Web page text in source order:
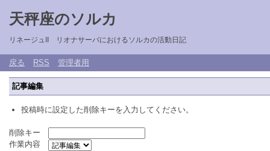
天秤座のソルカ
リネージュII リオナサーバにおけるソルカの活動日記
戻る RSS 管理者用
記事編集
投稿時に設定した削除キーを入力してください。
削除キー
作業内容